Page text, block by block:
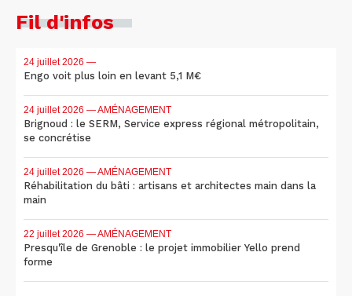
Fil d'infos
24 juillet 2026 —
Engo voit plus loin en levant 5,1 M€
24 juillet 2026 — AMÉNAGEMENT
Brignoud : le SERM, Service express régional métropolitain,
se concrétise
24 juillet 2026 — AMÉNAGEMENT
Réhabilitation du bâti : artisans et architectes main dans la
main
22 juillet 2026 — AMÉNAGEMENT
Presqu'île de Grenoble : le projet immobilier Yello prend
forme